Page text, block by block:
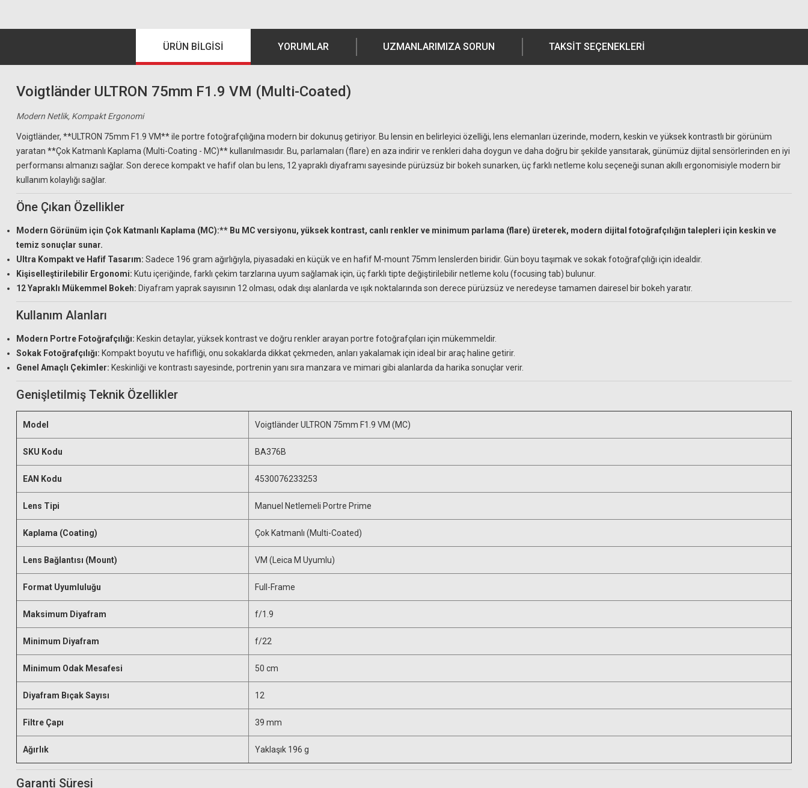
ÜRÜN BILGISI YORUMLAR UZMANLARIMIZA SORUN TAKSIT SEÇENEKLERI
Voigtländer ULTRON 75mm F1.9 VM (Multi-Coated)
Modern Netlik, Kompakt Ergonomi
Voigtländer, **ULTRON 75mm F1.9 VM** ile portre fotoğrafçılığına modern bir dokunuş getiriyor. Bu lensin en belirleyici özelliği, lens elemanları üzerinde, modern, keskin ve yüksek kontrastlı bir görünüm
yaratan **Çok Katmanlı Kaplama (Multi-Coating - MC)** kullanılmasıdır. Bu, parlamaları (flare) en aza indirir ve renkleri daha doygun ve daha doğru bir şekilde yansıtarak, günümüz dijital sensörlerinden en iyi
performansı almanızı sağlar. Son derece kompakt ve hafif olan bu lens, 12 yapraklı diyaframı sayesinde pürüzsüz bir bokeh sunarken, üç farklı netleme kolu seçeneği sunan akıllı ergonomisiyle modern bir
kullanım kolaylığı sağlar.
Öne Çıkan Özellikler
Modern Görünüm için Çok Katmanlı Kaplama (MC):** Bu MC versiyonu, yüksek kontrast, canlı renkler ve minimum parlama (flare) üreterek, modern dijital fotoğrafçılığın talepleri için keskin ve
temiz sonuçlar sunar.
Ultra Kompakt ve Hafif Tasarım: Sadece 196 gram ağırlığıyla, piyasadaki en küçük ve en hafif M-mount 75mm lenslerden biridir. Gün boyu taşımak ve sokak fotoğrafçılığı için idealdir.
Kişiselleştirilebilir Ergonomi: Kutu içeriğinde, farklı çekim tarzlarına uyum sağlamak için, üç farklı tipte değiştirilebilir netleme kolu (focusing tab) bulunur.
12 Yapraklı Mükemmel Bokeh: Diyafram yaprak sayısının 12 olması, odak dışı alanlarda ve ışık noktalarında son derece pürüzsüz ve neredeyse tamamen dairesel bir bokeh yaratır.
Kullanım Alanları
Modern Portre Fotoğrafçılığı: Keskin detaylar, yüksek kontrast ve doğru renkler arayan portre fotoğrafçıları için mükemmeldir.
Sokak Fotoğrafçılığı: Kompakt boyutu ve hafifliği, onu sokaklarda dikkat çekmeden, anları yakalamak için ideal bir araç haline getirir.
Genel Amaçlı Çekimler: Keskinliği ve kontrastı sayesinde, portrenin yanı sıra manzara ve mimari gibi alanlarda da harika sonuçlar verir.
Genişletilmiş Teknik Özellikler
Model Voigtländer ULTRON 75mm F1.9 VM (MC)
SKU Kodu BA376B
EAN Kodu 4530076233253
Lens Tipi Manuel Netlemeli Portre Prime
Kaplama (Coating) Çok Katmanlı (Multi-Coated)
Lens Bağlantısı (Mount) VM (Leica M Uyumlu)
Format Uyumluluğu Full-Frame
Maksimum Diyafram f/1.9
Minimum Diyafram f/22
Minimum Odak Mesafesi 50 cm
Diyafram Bıçak Sayısı 12
Filtre Çapı 39 mm
Ağırlık Yaklaşık 196 g
Garanti Süresi